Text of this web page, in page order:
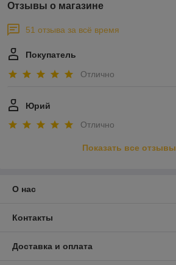
Отзывы о магазине
51 отзыва за всё время
Покупатель
Отлично
Юрий
Отлично
Показать все отзывы
О нас
Контакты
Доставка и оплата